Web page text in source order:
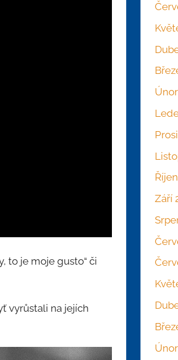
to je moje gusto“ či
vyrůstali na jejích
Září